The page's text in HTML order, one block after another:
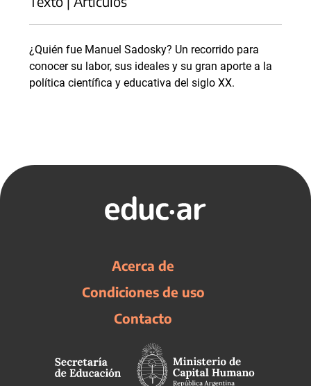
¿Quién fue Manuel Sadosky? Un recorrido para
conocer su labor, sus ideales y su gran aporte a la
política científica y educativa del siglo XX.
Acerca de
Condiciones de uso
Contacto